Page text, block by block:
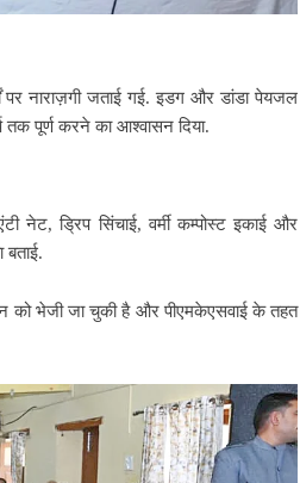
नाराज़गी जताई गई. इडग और डांडा पेयजल
तक पूर्ण करने का आश्वासन दिया.
नेट, ड्रिप सिंचाई, वर्मी कम्पोस्ट इकाई और
बताई.
को भेजी जा चुकी है और पीएमकेएसवाई के तहत